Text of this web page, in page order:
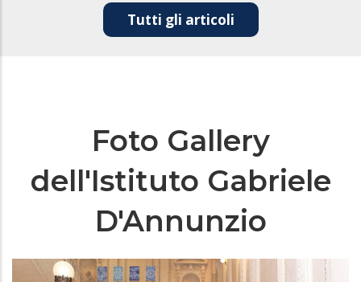
Tutti gli articoli
Foto Gallery
dell'Istituto Gabriele
D'Annunzio